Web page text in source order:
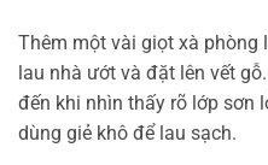
Thêm một vài giọt xà phòng
lau nhà ướt và đặt lên vết
đến khi nhìn thấy rõ lớp sơn
dùng giẻ khô để lau sạch.